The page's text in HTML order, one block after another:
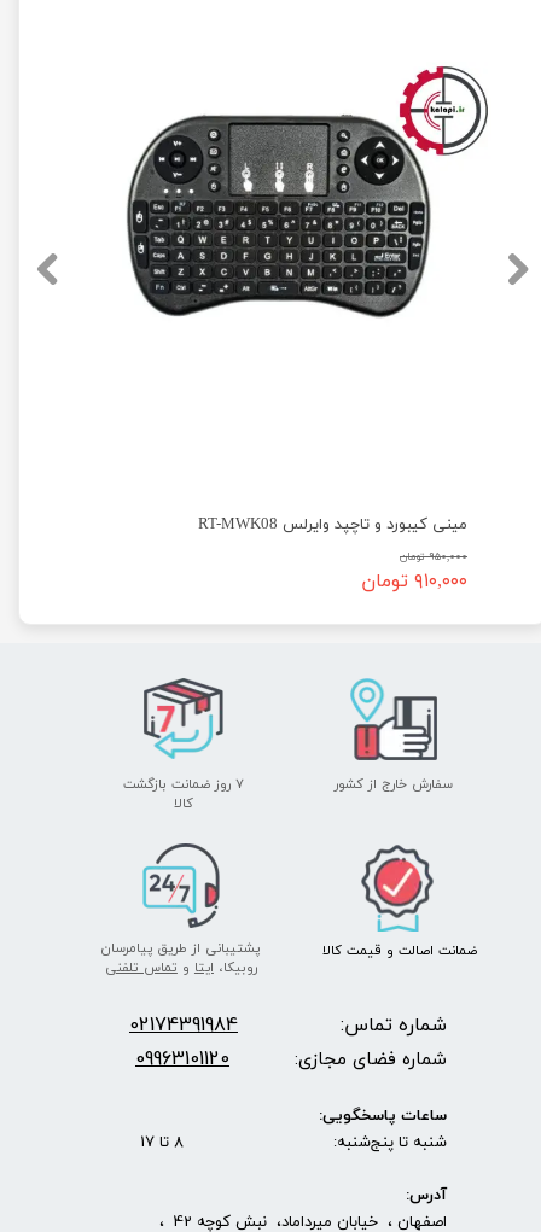
مینی کیبورد و تاچپد وایرلس RT-MWK08
۹۵۰,۰۰۰ تومان
۹۱۰,۰۰۰ تومان
پشتیبانی از طریق پیامرسان
روبیکا،ایتا وتماس تلفنی
سفارش خارج از کشور
۷ روز ضمانت بازگشت
​​​​​​​کالا
ضمانت اصالت و قیمت​​​​​​​ کالا ​​​​​​​
شماره تماس: 02174391984
شماره فضای مجازی: 09963101120
ساعات پاسخگویی:
شنبه تا پنج‌شنبه: 8 تا 17
آدرس:
اصفهان ، خیابان میرداماد، نبش کوچه 42 ،